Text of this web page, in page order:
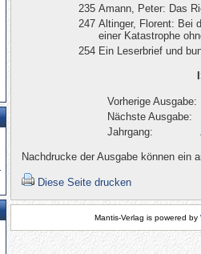
235 Amann, Peter: Das
247 Altinger, Florent: Bei
einer Katastrophe
254 Ein Leserbrief und
Vorherige Ausgabe:
Nächste Ausgabe:
Jahrgang:
Nachdrucke der Ausgabe können ein
Diese Seite drucken
Mantis-Verlag is powered by